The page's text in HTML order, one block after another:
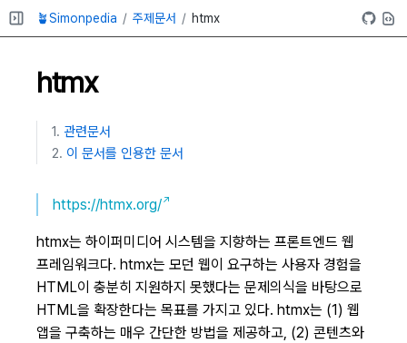
🪴Simonpedia 주제문서 htmx
htmx
관련문서
이 문서를 인용한 문서
https://htmx.org/
htmx는 하이퍼미디어 시스템을 지향하는 프론트엔드 웹
프레임워크다. htmx는 모던 웹이 요구하는 사용자 경험을
HTML이 충분히 지원하지 못했다는 문제의식을 바탕으로
HTML을 확장한다는 목표를 가지고 있다. htmx는 (1) 웹
앱을 구축하는 매우 간단한 방법을 제공하고, (2) 콘텐츠와